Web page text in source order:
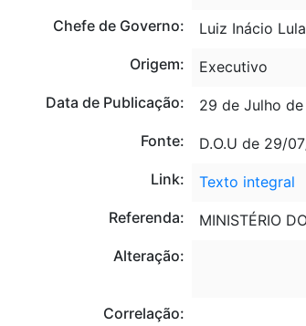
Chefe de Governo:
Luiz Inácio
Origem:
Executivo
Data de Publicação:
29 de Julho
Fonte:
D.O.U de 29/
Link:
Texto integral
Referenda:
MINISTÉRIO
Alteração:
Correlação: